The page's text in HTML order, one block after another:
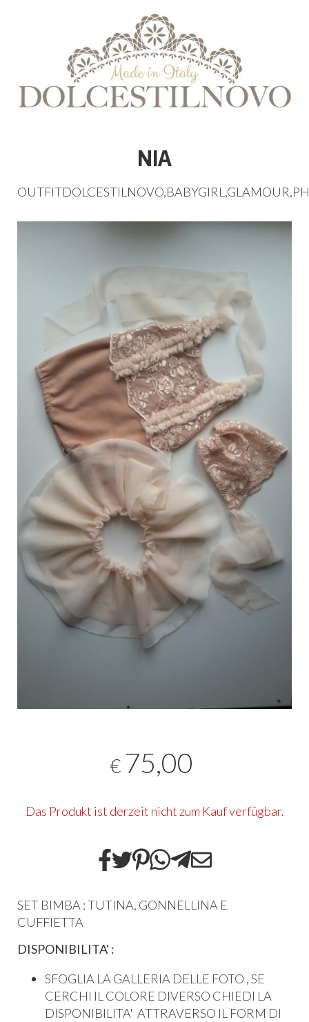
NIA
OUTFITDOLCESTILNOVO,BABYGIRL ,GLAMOUR,
€ 75,00
Das Produkt ist derzeit nicht zum Kauf verfügbar.
SET BIMBA : TUTINA, GONNELLINA E
CUFFIETTA
DISPONIBILITA' :
SFOGLIA LA GALLERIA DELLE FOTO , SE
CERCHI IL COLORE DIVERSO CHIEDI LA
DISPONIBILITA' ATTRAVERSO IL FORM DI